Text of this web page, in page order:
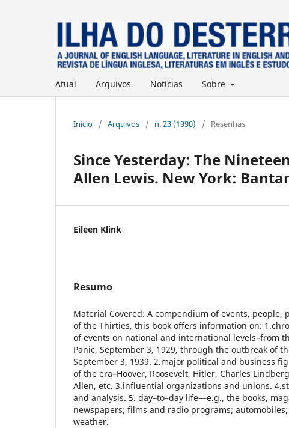
Atual Arquivos Notícias Sobre
Início / Arquivos / n. 23 (1990) / Resenhas
Since Yesterday: The
Allen Lewis. New York:
Eileen Klink
Resumo
Material Covered: A compendium of events, people,
of the Thirties, this book offers information on:
of events on national and international levels–from
Panic, September 3, 1929, through the outbreak of
September 3, 1939. 2.major political and business
of the era–Hoover, Roosevelt, Hitler, Charles
Allen, etc. 3.influential organizations and unions.
and analysis. 5. day–to–day life—e.g., the books,
newspapers; films and radio programs;
weather.